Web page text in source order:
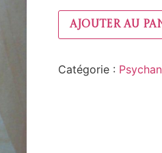
Ajouter au
Catégorie :